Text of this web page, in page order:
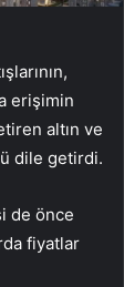
erişimin
altın ve
dile getirdi.
de önce
fiyatlar